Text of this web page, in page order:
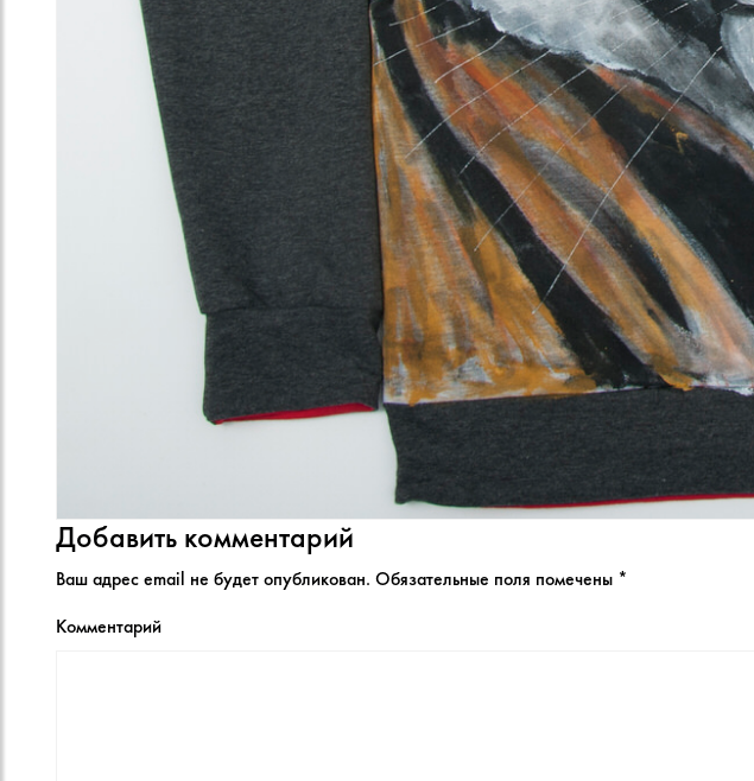
Добавить комментарий
Ваш адрес email не будет опубликован. Обязательные поля помечены *
Комментарий